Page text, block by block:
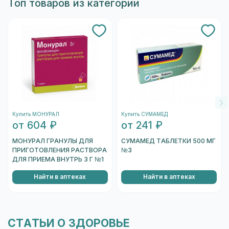
Подбор замены согласуйте с врачом:
показания и дозировки у аналогов могут
отличаться.
Топ товаров из категории
Купить МОНУРАЛ
от 604 ₽
МОНУРАЛ ГРАНУЛЫ ДЛЯ
ПРИГОТОВЛЕНИЯ РАСТВОРА
ДЛЯ ПРИЕМА ВНУТРЬ 3 Г №1
Найти в аптеках
Купить СУМАМЕД
от 241 ₽
СУМАМЕД ТАБЛЕТКИ 500 МГ
№3
Найти в аптеках
СТАТЬИ О ЗДОРОВЬЕ